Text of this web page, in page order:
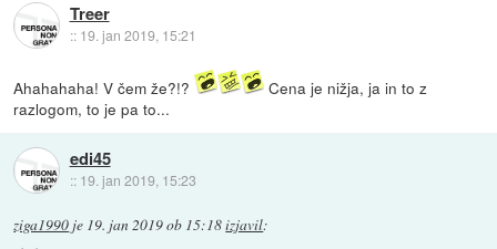
Treer
:: 19. jan 2019, 15:21
Ahahahaha! V čem že?!?
Cena je nižja, ja in to z
razlogom, to je pa to...
edi45
:: 19. jan 2019, 15:23
ziga1990 je 19. jan 2019 ob 15:18izjavil: